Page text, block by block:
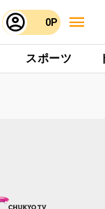
0P
スポーツ